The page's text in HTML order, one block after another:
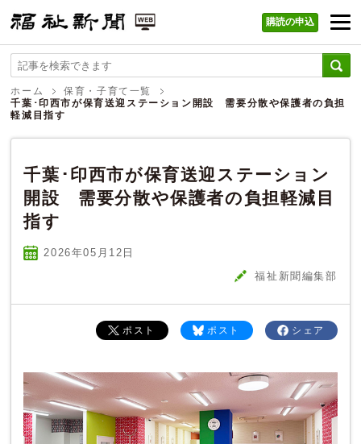
福祉新聞 WEB
購読の申込
ホーム
保育・子育て一覧
千葉･印西市が保育送迎ステーション開設 需要分散や保護者の負担
軽減目指す
千葉･印西市が保育送迎ステーション
開設 需要分散や保護者の負担軽減目
指す
2026年05 月 12 日
福祉新聞編集部
シェア
ポスト
ポスト